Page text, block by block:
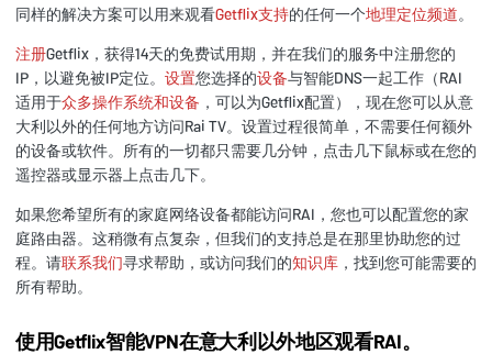
同样的解决方案可以用来观看Getflix支持的任何一个地理定位频道。
注册Getflix，获得14天的免费试用期，并在我们的服务中注册您的
IP，以避免被IP定位。 设置您选择的设备与智能DNS一起工作（RAI
适用于众多操作系统和设备 ，可以为Getflix配置），现在您可以从意
大利以外的任何地方访问Rai TV。设置过程很简单，不需要任何额外
的设备或软件。所有的一切都只需要几分钟，点击几下鼠标或在您的
遥控器或显示器上点击几下。
如果您希望所有的家庭网络设备都能访问RAI，您也可以配置您的家
庭路由器。这稍微有点复杂，但我们的支持总是在那里协助您的过
程。请联系我们寻求帮助，或访问我们的知识库 ，找到您可能需要的
所有帮助。
使用Getflix智能VPN在意大利以外地区观看RAI。